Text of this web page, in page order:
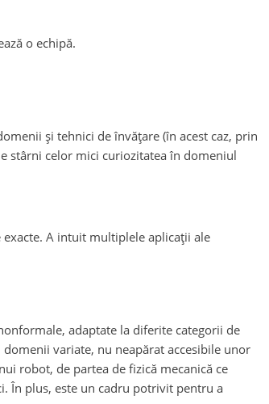
o echipă.
și tehnici de învățare (în acest caz, prin
stârni celor mici curiozitatea în domeniul
A intuit multiplele aplicații ale
adaptate la diferite categorii de
variate, nu neapărat accesibile unor
robot, de partea de fizică mecanică ce
În plus, este un cadru potrivit pentru a